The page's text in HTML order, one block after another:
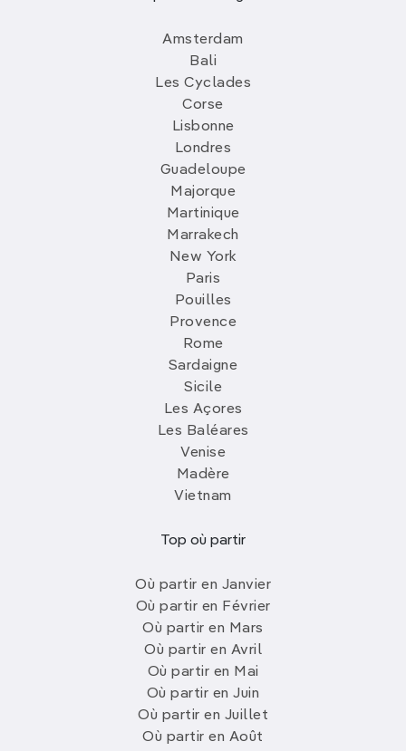
Amsterdam
Bali
Les Cyclades
Corse
Lisbonne
Londres
Guadeloupe
Majorque
Martinique
Marrakech
New York
Paris
Pouilles
Provence
Rome
Sardaigne
Sicile
Les Açores
Les Baléares
Venise
Madère
Vietnam
Top où partir
Où partir en Janvier
Où partir en Février
Où partir en Mars
Où partir en Avril
Où partir en Mai
Où partir en Juin
Où partir en Juillet
Où partir en Août